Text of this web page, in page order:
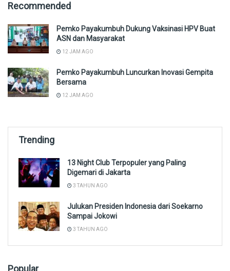
Recommended
Pemko Payakumbuh Dukung Vaksinasi HPV Buat
ASN dan Masyarakat
12 JAM AGO
Pemko Payakumbuh Luncurkan Inovasi Gempita
Bersama
12 JAM AGO
Trending
13 Night Club Terpopuler yang Paling
Digemari di Jakarta
3 TAHUN AGO
Julukan Presiden Indonesia dari Soekarno
Sampai Jokowi
3 TAHUN AGO
Popular